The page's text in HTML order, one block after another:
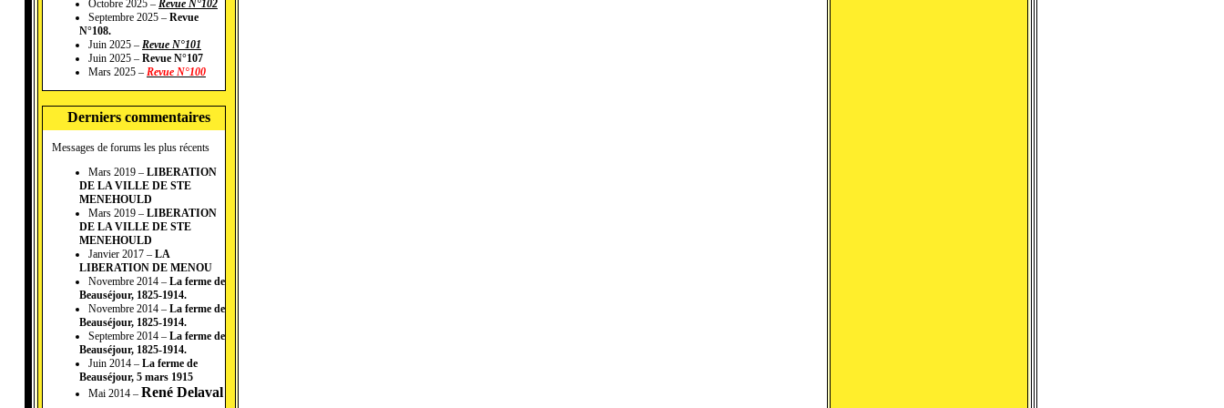
Octobre 2025 – Revue N°102
Septembre 2025 – Revue
N°108.
Juin 2025 – Revue N°101
Juin 2025 – Revue N°107
Mars 2025 – Revue N°100
Derniers commentaires
Messages de forums les plus récents
Mars 2019 – LIBERATION
DE LA VILLE DE STE
MENEHOULD
Mars 2019 – LIBERATION
DE LA VILLE DE STE
MENEHOULD
Janvier 2017 – LA
LIBERATION DE MENOU
Novembre 2014 – La ferme de
Beauséjour, 1825-1914.
Novembre 2014 – La ferme de
Beauséjour, 1825-1914.
Septembre 2014 – La ferme de
Beauséjour, 1825-1914.
Juin 2014 – La ferme de
Beauséjour, 5 mars 1915
Mai 2014 – René Delaval